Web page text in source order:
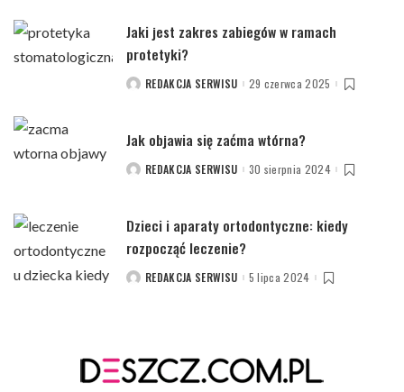
Jaki jest zakres zabiegów w ramach
protetyki?
POSTEDREDAKCJA SERWISU 29 czerwca 2025
Jak objawia się zaćma wtórna?
POSTEDREDAKCJA SERWISU 30 sierpnia 2024
Dzieci i aparaty ortodontyczne: kiedy
rozpocząć leczenie?
POSTEDREDAKCJA SERWISU 5 lipca 2024